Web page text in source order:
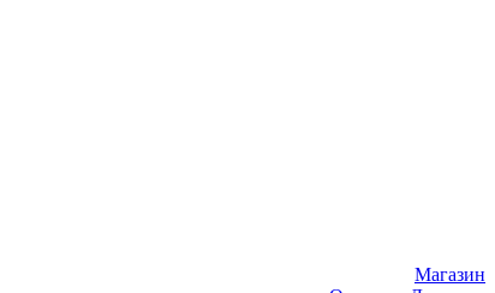
Магазин